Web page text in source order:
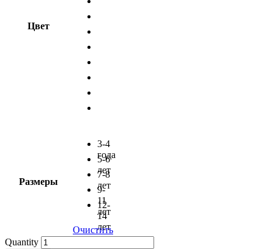
Цвет
Размеры
3-4
года
5-6
лет
7-8
лет
9-
11
лет
12-
14
лет
Очистить
Quantity